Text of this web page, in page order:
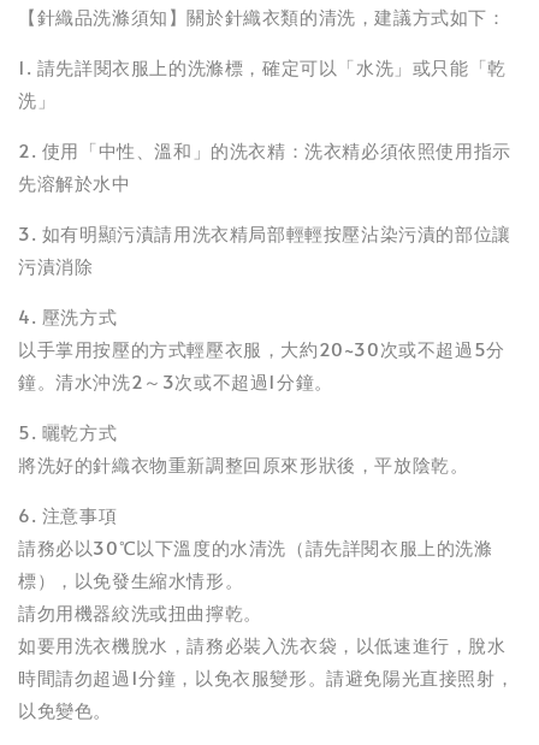
【針織品洗滌須知】關於針織衣類的清洗，建議方式如下：
1. 請先詳閱衣服上的洗滌標，確定可以「水洗」或只能「乾
洗」
2. 使用「中性、溫和」的洗衣精：洗衣精必須依照使用指示
先溶解於水中
3. 如有明顯污漬請用洗衣精局部輕輕按壓沾染污漬的部位讓
污漬消除
4. 壓洗方式
以手掌用按壓的方式輕壓衣服，大約20~30次或不超過5分
鐘。清水沖洗2～3次或不超過1分鐘。
5. 曬乾方式
將洗好的針織衣物重新調整回原來形狀後，平放陰乾。
6. 注意事項
請務必以30℃以下溫度的水清洗（請先詳閱衣服上的洗滌
標），以免發生縮水情形。
請勿用機器絞洗或扭曲擰乾。
如要用洗衣機脫水，請務必裝入洗衣袋，以低速進行，脫水
時間請勿超過1分鐘，以免衣服變形。請避免陽光直接照射，
以免變色。